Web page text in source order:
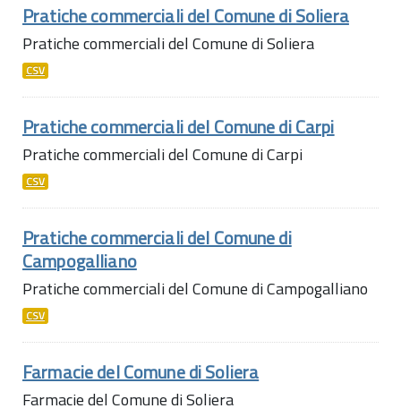
Pratiche commerciali del Comune di Soliera
Pratiche commerciali del Comune di Soliera
CSV
Pratiche commerciali del Comune di Carpi
Pratiche commerciali del Comune di Carpi
CSV
Pratiche commerciali del Comune di
Campogalliano
Pratiche commerciali del Comune di Campogalliano
CSV
Farmacie del Comune di Soliera
Farmacie del Comune di Soliera